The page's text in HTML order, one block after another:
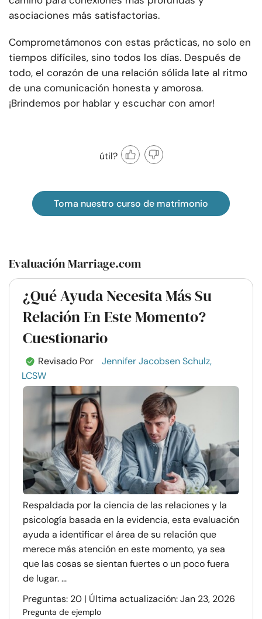
asociaciones más satisfactorias.
Comprometámonos con estas prácticas, no solo en
tiempos difíciles, sino todos los días. Después de
todo, el corazón de una relación sólida late al ritmo
de una comunicación honesta y amorosa.
¡Brindemos por hablar y escuchar con amor!
útil?
Toma nuestro curso de matrimonio
Evaluación Marriage.com
¿Qué Ayuda Necesita Más Su
Relación En Este Momento?
Cuestionario
Revisado Por
Jennifer Jacobsen Schulz,
LCSW
Respaldada por la ciencia de las relaciones y la
psicología basada en la evidencia, esta evaluación
ayuda a identificar el área de su relación que
merece más atención en este momento, ya sea
que las cosas se sientan fuertes o un poco fuera
de lugar. ...
Preguntas: 20 | Última actualización: Jan 23, 2026
Pregunta de ejemplo